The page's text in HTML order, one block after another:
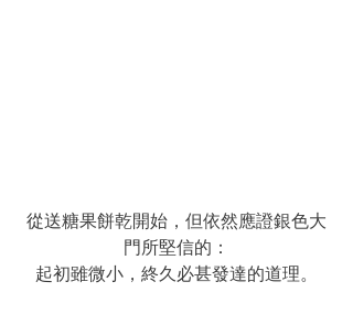
從送糖果餅乾開始，但依然應證銀色大
門所堅信的：
起初雖微小，終久必甚發達的道理。